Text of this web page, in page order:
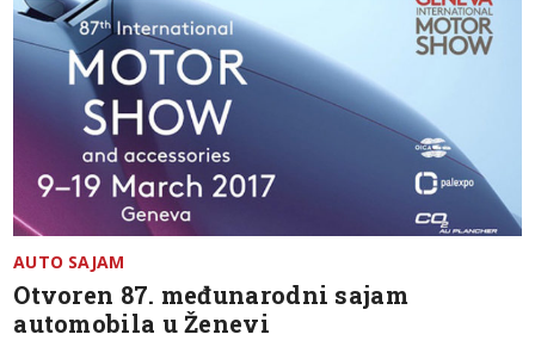
AUTO SAJAM
Otvoren 87. međunarodni sajam
automobila u Ženevi